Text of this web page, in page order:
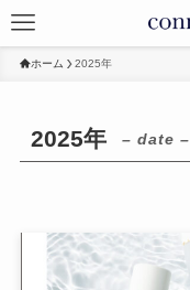
ホーム 2025年
2025年 – date –